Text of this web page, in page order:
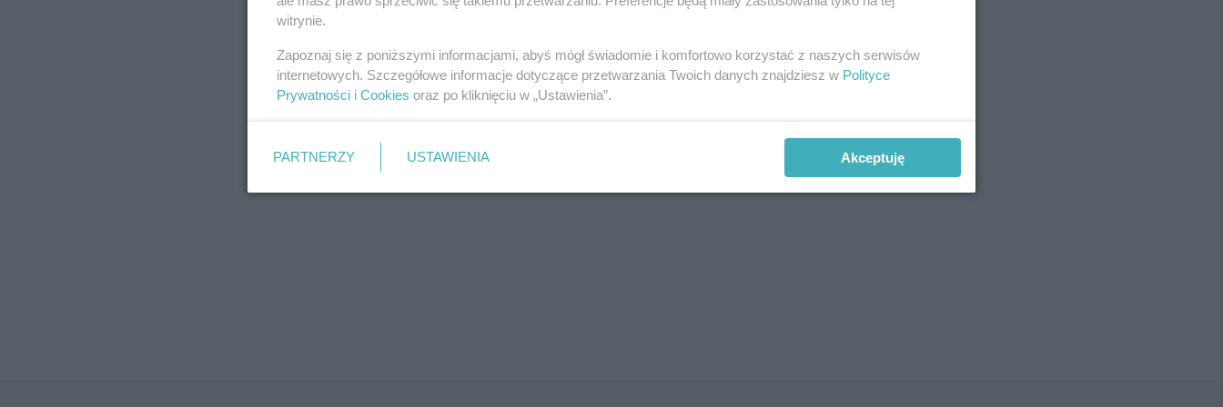
witrynie.
Zapoznaj się z poniższymi informacjami, abyś mógł świadomie i komfortowo korzystać z naszych serwisów
internetowych. Szczegółowe informacje dotyczące przetwarzania Twoich danych znajdziesz w Polityce
Prywatności i Cookies oraz po kliknięciu w „Ustawienia”.
PARTNERZY USTAWIENIA Akceptuję